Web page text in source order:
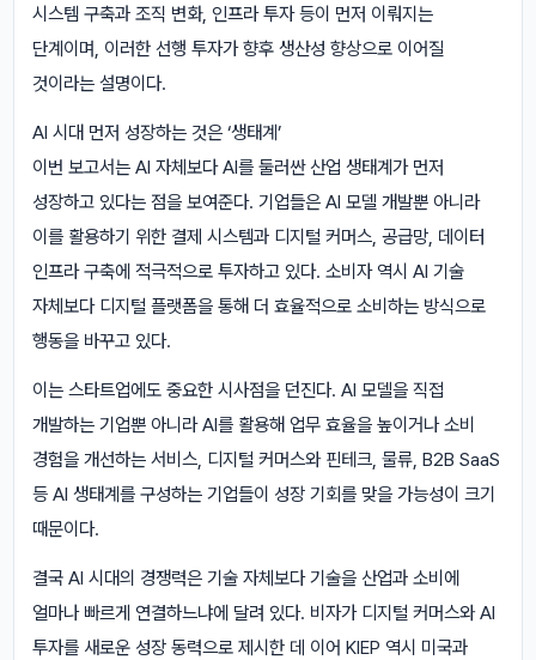
시스템 구축과 조직 변화, 인프라 투자 등이 먼저 이뤄지는
단계이며, 이러한 선행 투자가 향후 생산성 향상으로 이어질
것이라는 설명이다.
AI 시대 먼저 성장하는 것은 ‘생태계’
이번 보고서는 AI 자체보다 AI를 둘러싼 산업 생태계가 먼저
성장하고 있다는 점을 보여준다. 기업들은 AI 모델 개발뿐 아니라
이를 활용하기 위한 결제 시스템과 디지털 커머스, 공급망, 데이터
인프라 구축에 적극적으로 투자하고 있다. 소비자 역시 AI 기술
자체보다 디지털 플랫폼을 통해 더 효율적으로 소비하는 방식으로
행동을 바꾸고 있다.
이는 스타트업에도 중요한 시사점을 던진다. AI 모델을 직접
개발하는 기업뿐 아니라 AI를 활용해 업무 효율을 높이거나 소비
경험을 개선하는 서비스, 디지털 커머스와 핀테크, 물류, B2B SaaS
등 AI 생태계를 구성하는 기업들이 성장 기회를 맞을 가능성이 크기
때문이다.
결국 AI 시대의 경쟁력은 기술 자체보다 기술을 산업과 소비에
얼마나 빠르게 연결하느냐에 달려 있다. 비자가 디지털 커머스와 AI
투자를 새로운 성장 동력으로 제시한 데 이어 KIEP 역시 미국과